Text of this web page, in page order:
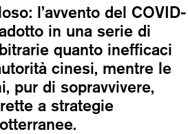
l’avvento del COVID-
in una serie di
quanto inefficaci
cinesi, mentre le
pur di sopravvivere,
a strategie